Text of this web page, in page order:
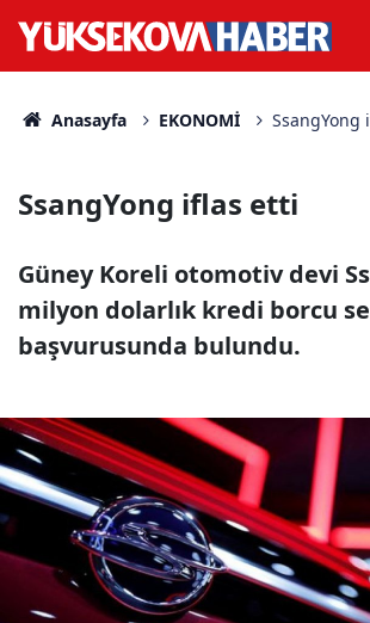
Anasayfa EKONOMİ SsangYong
SsangYong iflas etti
Güney Koreli otomotiv devi
milyon dolarlık kredi borcu
başvurusunda bulundu.